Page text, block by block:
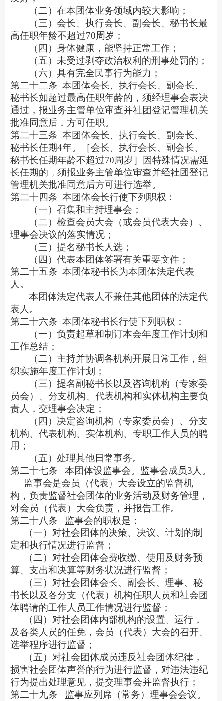
（二）在本团体业务领域内较大影响；
（三）会长、执行会长、副会长、秘书长最
高任职年龄不超过70周岁；
（四）身体健康，能坚持正常工作；
（五）未受过剥夺政治权利的刑事处罚的；
（六）具有完全民事行为能力；
第二十二条 本团体会长、执行会长、副会长、
秘书长如超过最高任职年龄的，须经理事会表决
通过，报业务主管单位审查并社团登记管理机关
批准同意后，方可任职。
第二十三条 本团体会长、执行会长、副会长、
秘书长任期4年。［会长、执行会长、副会长、
秘书长任期年龄不超过70周岁］因特殊情况需延
长任期的，须报业务主管单位审查并经社团登记
管理机关批准同意后方可进行选举。
第二十四条 本团体会长行使下列职权：
（一）召集和主持理事会；
（二）检查会员大会（或会员代表大会）、
理事会决议的落实情况；
（三）提名秘书长人选；
（四）代表本团体签署有关重要文件；
第二十五条 本团体秘书长为本团体法定代表
人。
本团体法定代表人不兼任其他团体的法定代
表人。
第二十六条 本团体秘书长行使下列职权：
（一）负责起草和制订本会年度工作计划和
工作总结；
（二）主持并协调各机构开展日常工作，组
织实施年度工作计划；
（三）提名副秘书长以及咨询机构（专家委
员会）、分支机构、代表机构和实体机构主要负
责人，交理事会决定；
（四）决定咨询机构（专家委员会）、分支
机构、代表机构、实体机构、专职工作人员的聘
用；
（五）处理其他日常事务。
第二十七条
本团体设监事会。监事会成员3人。
监事会是会员（代表）大会设立的监督机
构，负责监督社会团体的业务活动及财务管理，
对会员（代表）大会负责，并报告工作。
第二十八条
监事会的职权是：
（一）对社会团体的决策、决议、计划的制
定和执行情况进行监督；
（二）对社会团体会费收缴、使用及财务预
算、支出和决算等财务状况进行监督；
（三）对社会团体会长、副会长、理事、秘
书长以及各分支（代表）机构任职人员和社会团
体聘请的工作人员工作情况进行监督；
（四）对社会团体内部机构的设置、运行，
及各类人员的任免，会员（代表）大会的召开、
选举程序进行监督；
（五）对社会团体成员违反社会团体纪律，
损害社会团体声誉的行为进行监督，对违法违纪
行为提出处理意见，提交理事会并监督执行；
第二十九条
监事应列席（常务）理事会会议。